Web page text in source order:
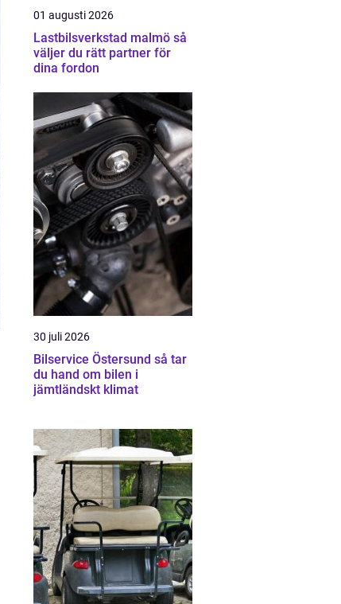
01 augusti 2026
Lastbilsverkstad malmö så
väljer du rätt partner för
dina fordon
30 juli 2026
Bilservice Östersund så tar
du hand om bilen i
jämtländskt klimat